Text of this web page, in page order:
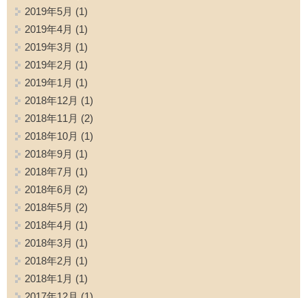
2019年5月 (1)
2019年4月 (1)
2019年3月 (1)
2019年2月 (1)
2019年1月 (1)
2018年12月 (1)
2018年11月 (2)
2018年10月 (1)
2018年9月 (1)
2018年7月 (1)
2018年6月 (2)
2018年5月 (2)
2018年4月 (1)
2018年3月 (1)
2018年2月 (1)
2018年1月 (1)